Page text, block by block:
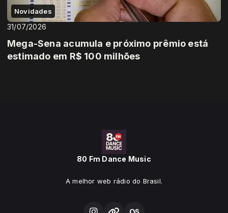
Novidades
31/07/2026
Mega-Sena acumula e próximo prêmio está
estimado em R$ 100 milhões
80 Fm Dance Music
A melhor web rádio do Brasil.